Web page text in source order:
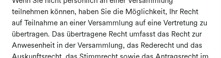
teilnehmen können, haben Sie die Möglichkeit, Ihr Recht
auf Teilnahme an einer Versammlung auf eine Vertretung zu
übertragen. Das übertragene Recht umfasst das Recht zur
Anwesenheit in der Versammlung, das Rederecht und das